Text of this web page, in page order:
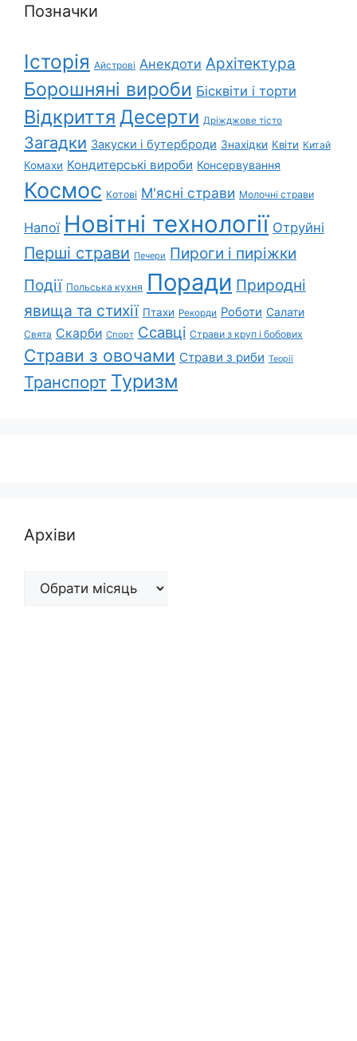
Позначки
Історія Айстрові Анекдоти Архітектура
Борошняні вироби Бісквіти і торти
Відкриття Десерти Дріжджове тісто
Загадки Закуски і бутерброди Знахідки Квіти Китай
Комахи Кондитерські вироби Консервування
Космос Котові М'ясні страви Молочні страви
Напої Новітні технології Отруйні
Перші страви Печери Пироги і пиріжки
Події Польська кухня Поради Природні
явища та стихії Птахи Рекорди Роботи Салати
Свята Скарби Спорт Ссавці Страви з круп і бобових
Страви з овочами Страви з риби Теорії
Транспорт Туризм
Архіви
Архіви